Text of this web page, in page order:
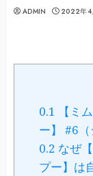
ADMIN 2022年4
0.1 【ミ
ー】 #6
0.2 なぜ
プー】は